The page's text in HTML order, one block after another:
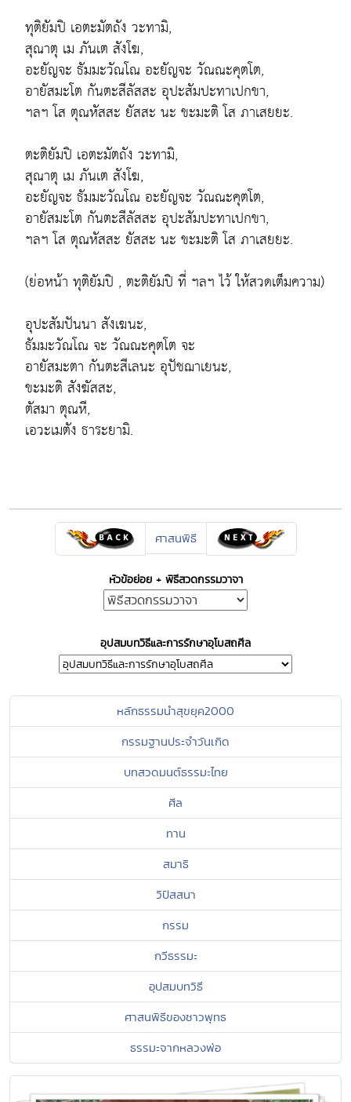
ทุติยัมปิ เอตะมัตถัง วะทามิ,
สุณาตุ เม ภันเต สังโฆ,
อะยัญจะ ธัมมะวัณโณ อะยัญจะ วัณณะคุตโต,
อายัสมะโต กันตะสีลัสสะ อุปะสัมปะทาเปกขา,
ฯลฯ โส ตุณหัสสะ ยัสสะ นะ ขะมะติ โส ภาเสยยะ.
ตะติยัมปิ เอตะมัตถัง วะทามิ,
สุณาตุ เม ภันเต สังโฆ,
อะยัญจะ ธัมมะวัณโณ อะยัญจะ วัณณะคุตโต,
อายัสมะโต กันตะสีลัสสะ อุปะสัมปะทาเปกขา,
ฯลฯ โส ตุณหัสสะ ยัสสะ นะ ขะมะติ โส ภาเสยยะ.
(ย่อหน้า ทุติยัมปิ , ตะติยัมปิ ที่ ฯลฯ ไว้ ให้สวดเต็มความ)
อุปะสัมปันนา สังเฆนะ,
ธัมมะวัณโณ จะ วัณณะคุตโต จะ
อายัสมะตา กันตะสีเลนะ อุปัชฌาเยนะ,
ขะมะติ สังฆัสสะ,
ตัสมา ตุณหี,
เอวะเมตัง ธาระยามิ.
ศาสนพิธี
หัวข้อย่อย + พิธีสวดกรรมวาจา
อุปสมบทวิธีและการรักษาอุโบสถศีล
หลักธรรมนำสุขยุค2000
กรรมฐานประจำวันเกิด
บทสวดมนต์ธรรมะไทย
ศีล
ทาน
สมาธิ
วิปัสสนา
กรรม
กวีธรรมะ
อุปสมบทวิธี
ศาสนพิธีของชาวพุทธ
ธรรมะจากหลวงพ่อ